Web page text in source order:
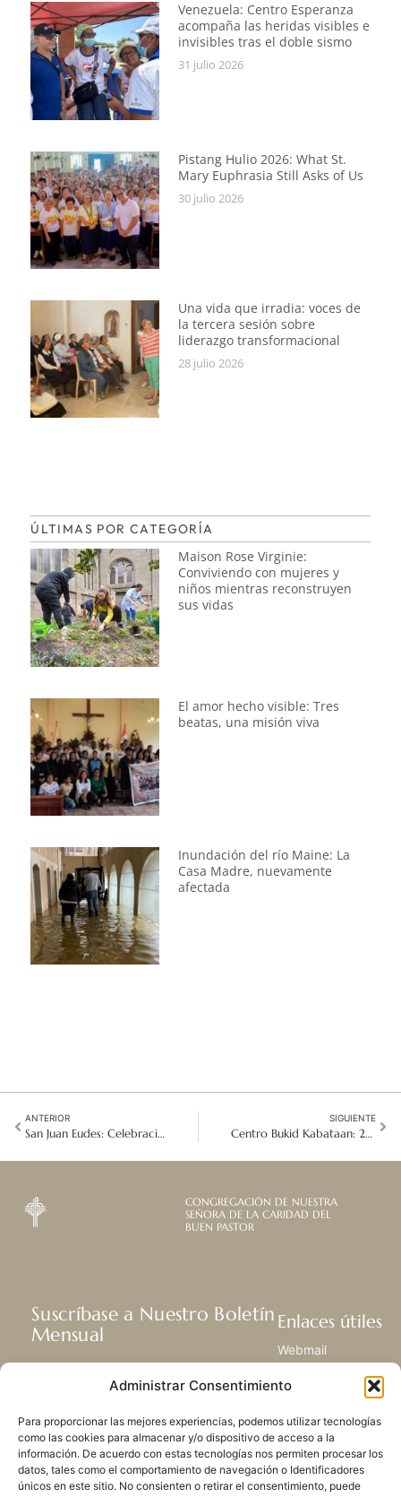
Administrar Consentimiento
Para proporcionar las mejores experiencias, podemos utilizar tecnologías
como las cookies para almacenar y/o dispositivo de acceso a la
información. De acuerdo con estas tecnologías nos permiten procesar los
datos, tales como el comportamiento de navegación o Identificadores
únicos en este sitio. No consienten o retirar el consentimiento, puede
Venezuela: Centro Esperanza
acompaña las heridas visibles e
invisibles tras el doble sismo
31 julio 2026
Pistang Hulio 2026: What St.
Mary Euphrasia Still Asks of Us
30 julio 2026
Una vida que irradia: voces de
la tercera sesión sobre
liderazgo transformacional
28 julio 2026
ÚLTIMAS POR CATEGORÍA
Maison Rose Virginie:
Conviviendo con mujeres y
niños mientras reconstruyen
sus vidas
El amor hecho visible: Tres
beatas, una misión viva
Inundación del río Maine: La
Casa Madre, nuevamente
afectada
ANTERIOR
San Juan Eudes: Celebración del Centenario de Misión, Carisma y Esperanza
SIGUIENTE
Centro Bukid Kabataan: 25 años de refugio contra la violencia y la vida en la calle en Filipinas
CONGREGACIÓN DE NUESTRA
SEÑORA DE LA CARIDAD DEL
BUEN PASTOR
Suscríbase a Nuestro Boletín
Mensual
Recibir las últimas noticias acerca de
nuestra vida, la misión y ministerios de
SUSCRIBIRSE
Enlaces útiles
Webmail
Centro de Recursos
Mapa del sitio